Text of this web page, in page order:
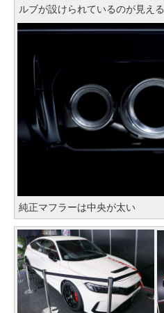
ルブが設けられているのが見える
純正マフラーは中央が太い